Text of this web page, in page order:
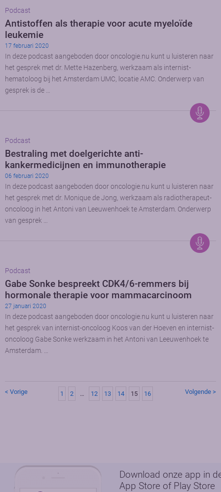
Podcast
Antistoffen als therapie voor acute myeloïde
leukemie
17 februari 2020
In deze podcast aangeboden door oncologie.nu kunt u luisteren naar
het gesprek met dr. Mette Hazenberg, werkzaam als internist-
hematoloog bij het Amsterdam UMC, locatie AMC. Onderwerp van
gesprek is de …
Podcast
Bestraling met doelgerichte anti-
kankermedicijnen en immunotherapie
06 februari 2020
In deze podcast aangeboden door oncologie.nu kunt u luisteren naar
het gesprek met dr. Monique de Jong, werkzaam als radiotherapeut-
oncoloog in het Antoni van Leeuwenhoek te Amsterdam. Onderwerp
van gesprek …
Podcast
Gabe Sonke bespreekt CDK4/6-remmers bij
hormonale therapie voor mammacarcinoom
27 januari 2020
In deze podcast aangeboden door oncologie.nu kunt u luisteren naar
het gesprek van internist-oncoloog Koos van der Hoeven en internist-
oncoloog Gabe Sonke werkzaam in het Antoni van Leeuwenhoek te
Amsterdam. …
< Vorige 1 2 … 12 13 14 15 16 Volgende >
Download onze app in
App Store of Play Store